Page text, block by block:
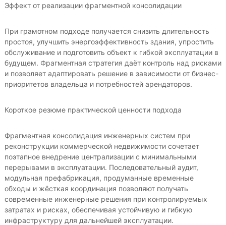
Эффект от реализации фрагментной консолидации
При грамотном подходе получается снизить длительность
простоя, улучшить энергоэффективность здания, упростить
обслуживание и подготовить объект к гибкой эксплуатации в
будущем. Фрагментная стратегия даёт контроль над рисками
и позволяет адаптировать решение в зависимости от бизнес-
приоритетов владельца и потребностей арендаторов.
Короткое резюме практической ценности подхода
Фрагментная консолидация инженерных систем при
реконструкции коммерческой недвижимости сочетает
поэтапное внедрение централизации с минимальными
перерывами в эксплуатации. Последовательный аудит,
модульная префабрикация, продуманные временные
обходы и жёсткая координация позволяют получать
современные инженерные решения при контролируемых
затратах и рисках, обеспечивая устойчивую и гибкую
инфраструктуру для дальнейшей эксплуатации.